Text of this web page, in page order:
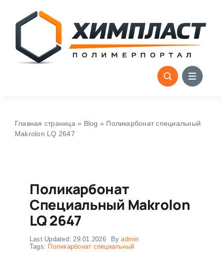
content
Главная страница » Blog » Поликарбонат специальный
Makrolon LQ 2647
Поликарбонат
Специальный Makrolon
LQ 2647
Last Updated: 29.01.2026 Byadmin
Tags: Поликарбонат специальный